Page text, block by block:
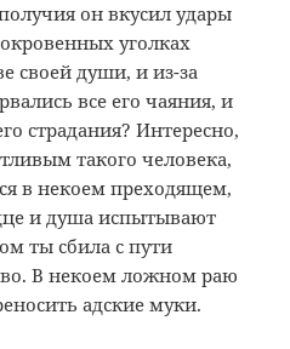
он вкусил удары
уголках
своей души, и из-за
все его чаяния, и
страдания? Интересно,
такого человека,
в некоем преходящем,
и душа испытывают
ты сбила с пути
В некоем ложном раю
адские муки.